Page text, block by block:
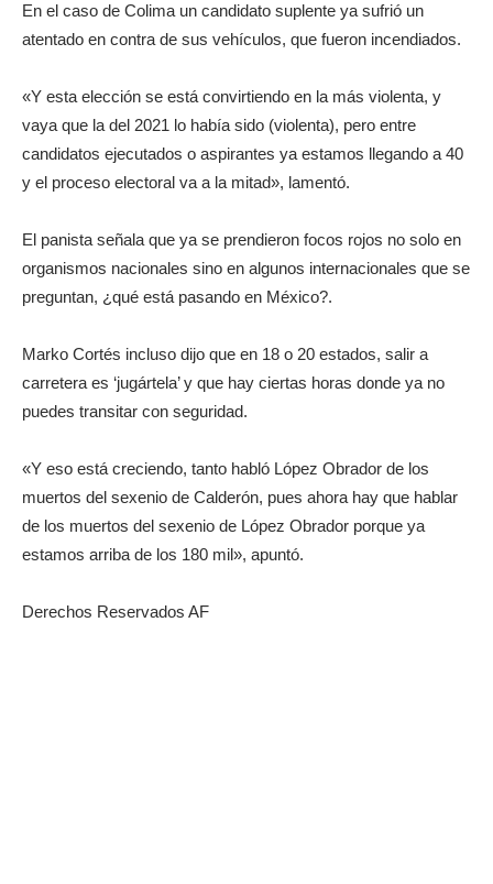
En el caso de Colima un candidato suplente ya sufrió un
atentado en contra de sus vehículos, que fueron incendiados.
«Y esta elección se está convirtiendo en la más violenta, y
vaya que la del 2021 lo había sido (violenta), pero entre
candidatos ejecutados o aspirantes ya estamos llegando a 40
y el proceso electoral va a la mitad», lamentó.
El panista señala que ya se prendieron focos rojos no solo en
organismos nacionales sino en algunos internacionales que se
preguntan, ¿qué está pasando en México?.
Marko Cortés incluso dijo que en 18 o 20 estados, salir a
carretera es ‘jugártela’ y que hay ciertas horas donde ya no
puedes transitar con seguridad.
«Y eso está creciendo, tanto habló López Obrador de los
muertos del sexenio de Calderón, pues ahora hay que hablar
de los muertos del sexenio de López Obrador porque ya
estamos arriba de los 180 mil», apuntó.
Derechos Reservados AF